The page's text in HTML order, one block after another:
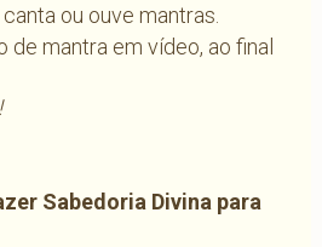
ou ouve mantras.
de mantra em vídeo, ao final
Sabedoria Divina para